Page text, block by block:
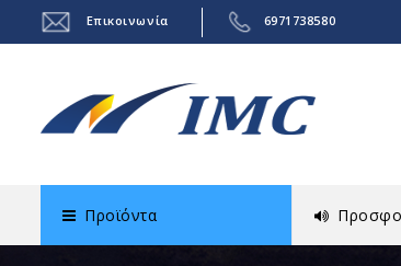
Επικοινωνία 6971738580
Προϊόντα